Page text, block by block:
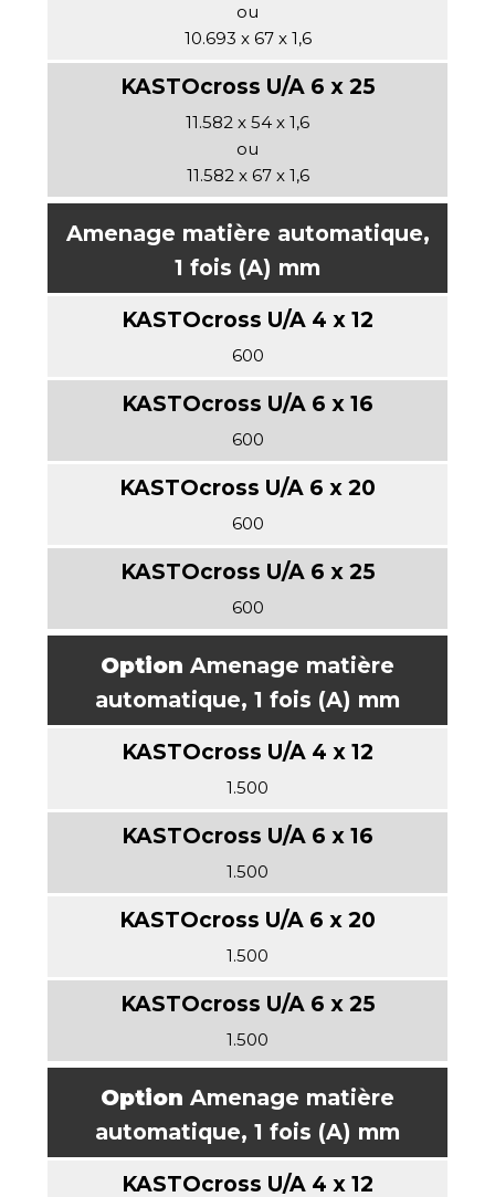
ou
10.693 x 67 x 1,6
11.582 x 54 x 1,6
ou
11.582 x 67 x 1,6
Amenage matière automatique,
1 fois (A) mm
600
600
600
600
Option Amenage matière
automatique, 1 fois (A) mm
1.500
1.500
1.500
1.500
Option Amenage matière
automatique, 1 fois (A) mm